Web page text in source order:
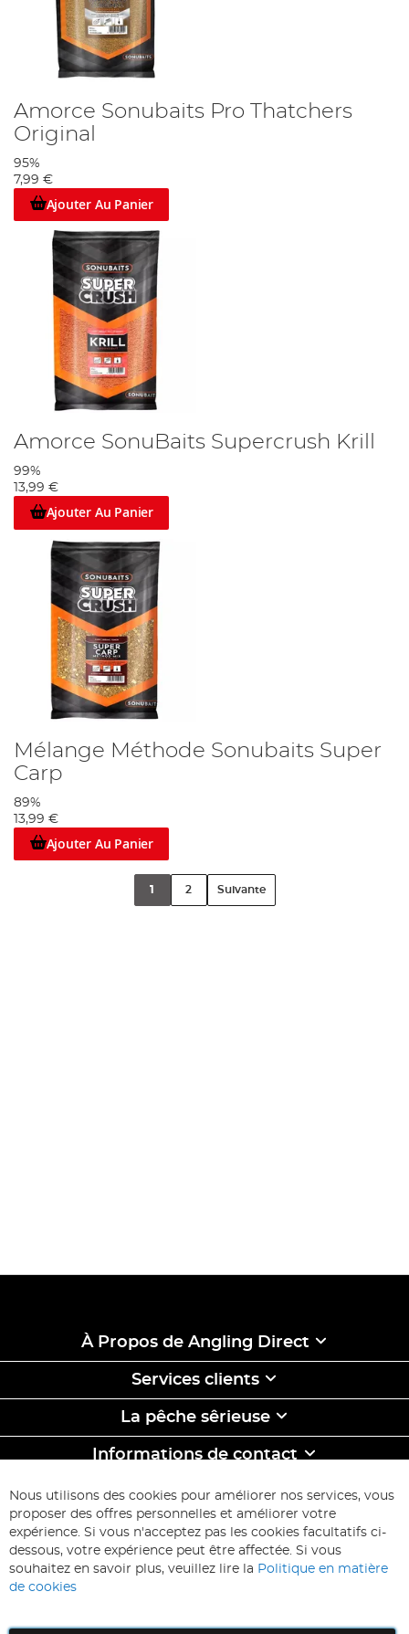
Amorce Sonubaits Pro Thatchers
Original
95%
7,99 €
Ajouter Au Panier
Amorce SonuBaits Supercrush Krill
99%
13,99 €
Ajouter Au Panier
Mélange Méthode Sonubaits Super
Carp
89%
13,99 €
Ajouter Au Panier
1 2 Suivante
À Propos de Angling Direct
Services clients
La pêche sêrieuse
Informations de contact
ABONNEZ-VOUS & ECONOMISEZ
Inscription
à
d’information
:
Inscription
Nous utilisons des cookies pour améliorer nos services, vous
proposer des offres personnelles et améliorer votre
expérience. Si vous n'acceptez pas les cookies facultatifs ci-
dessous, votre expérience peut être affectée. Si vous
souhaitez en savoir plus, veuillez lire la Politique en matière
de cookies